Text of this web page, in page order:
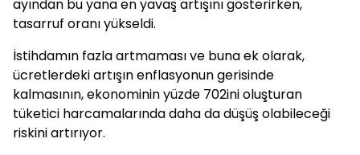
ayından bu yana en yavaş artışını gösterirken,
tasarruf oranı yükseldi.
İstihdamın fazla artmaması ve buna ek olarak,
ücretlerdeki artışın enflasyonun gerisinde
kalmasının, ekonominin yüzde 702ini oluşturan
tüketici harcamalarında daha da düşüş olabileceği
riskini artırıyor.